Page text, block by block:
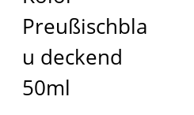
Preußischbla
u deckend
50ml